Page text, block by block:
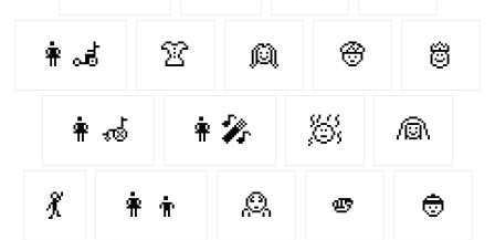
👩‍🦼‍ 👚 👱 👳 🫅
👩‍🦽‍ 👩‍🎤 🧖‍ 👰‍
💃 👩‍👦 🙎‍ 🫵 👲